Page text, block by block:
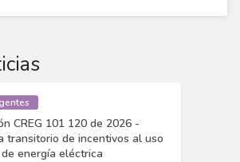
CREG 101 120 de 2026 -
transitorio de incentivos al uso
energía eléctrica